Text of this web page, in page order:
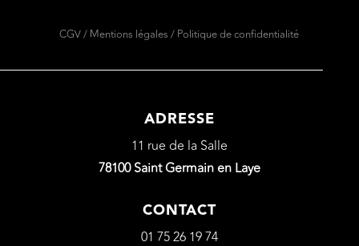
CGV/ Mentions légales / Politique de confidentialité
ADRESSE
11 rue de la Salle
78100 Saint Germain en Laye
CONTACT
01 75 26 19 74